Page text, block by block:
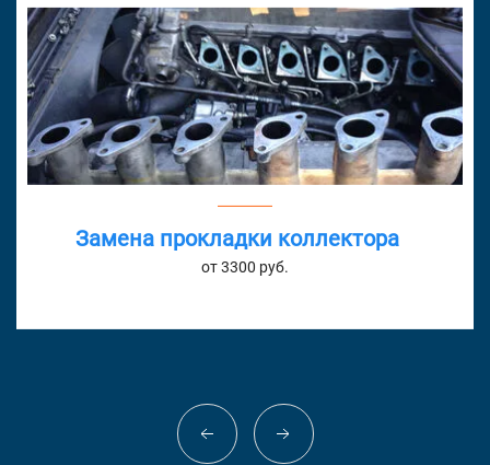
Замена прокладки коллектора
от 3300 руб.